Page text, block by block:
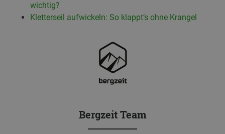
wichtig?
Kletterseil aufwickeln: So klappt’s ohne Krangel
Bergzeit Team